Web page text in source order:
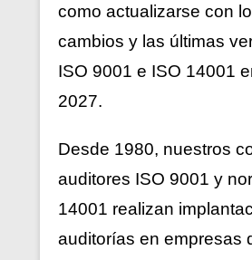
como actualizarse con
cambios y las últimas
ISO 9001 e ISO 14001
2027.
Desde 1980, nuestros
auditores ISO 9001 y
14001 realizan
auditorías en empresas